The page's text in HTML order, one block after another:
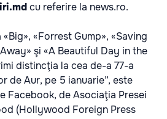
cu referire la news.ro.
«Forrest Gump», «Saving
şi «A Beautiful Day in the
distincţia la cea de-a 77-a
de Aur, pe 5 ianuarie”, este
Facebook, de Asociaţia Presei
(Hollywood Foreign Press